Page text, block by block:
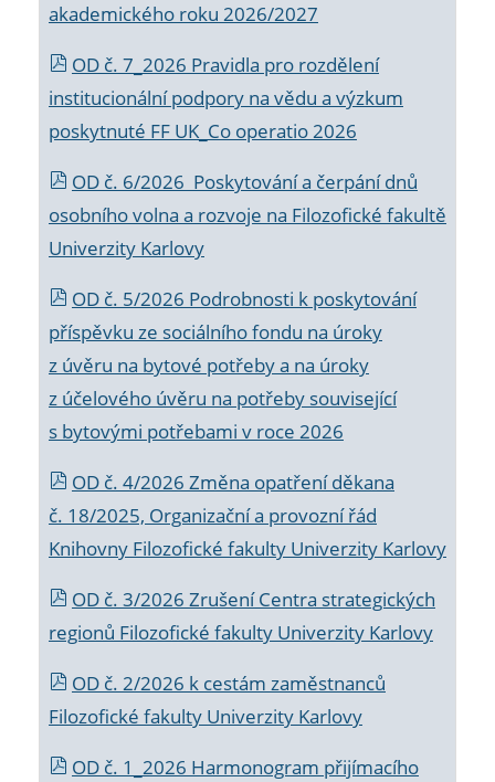
akademického roku 2026/2027
OD č. 7_2026 Pravidla pro rozdělení
institucionální podpory na vědu a výzkum
poskytnuté FF UK_Co operatio 2026
OD č. 6/2026 Poskytování a čerpání dnů
osobního volna a rozvoje na Filozofické fakultě
Univerzity Karlovy
OD č. 5/2026 Podrobnosti k poskytování
příspěvku ze sociálního fondu na úroky
z úvěru na bytové potřeby a na úroky
z účelového úvěru na potřeby související
s bytovými potřebami v roce 2026
OD č. 4/2026 Změna opatření děkana
č. 18/2025, Organizační a provozní řád
Knihovny Filozofické fakulty Univerzity Karlovy
OD č. 3/2026 Zrušení Centra strategických
regionů Filozofické fakulty Univerzity Karlovy
OD č. 2/2026 k cestám zaměstnanců
Filozofické fakulty Univerzity Karlovy
OD č. 1_2026 Harmonogram přijímacího